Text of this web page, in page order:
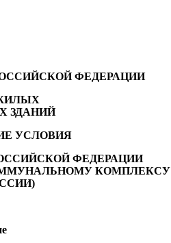
ФЕДЕРАЦИИ
ЗДАНИЙ
УСЛОВИЯ
ФЕДЕРАЦИИ
КОМПЛЕКСУ